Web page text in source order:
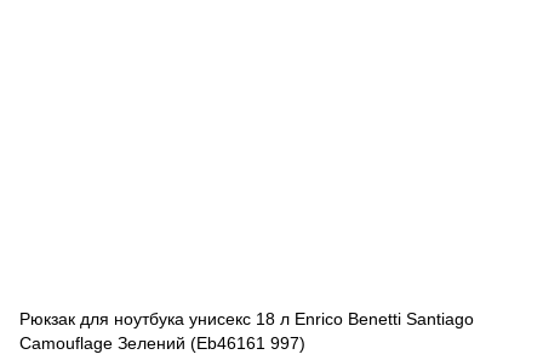
Рюкзак для ноутбука унисекс 18 л Enrico Benetti Santiago
Camouflage Зелений (Eb46161 997)